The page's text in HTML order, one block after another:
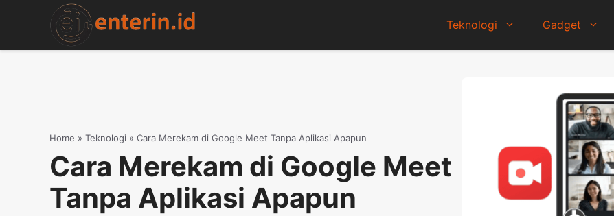
content
Teknologi Gadget
Home » Teknologi » Cara Merekam di Google Meet Tanpa Aplikasi Apapun
Cara Merekam di Google Meet
Tanpa Aplikasi Apapun